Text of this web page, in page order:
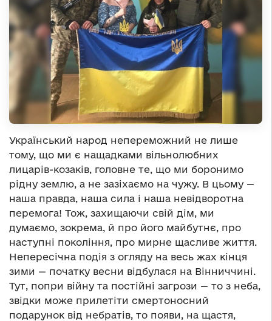
Український народ непереможний не лише
тому, що ми є нащадками вільнолюбних
лицарів-козаків, головне те, що ми боронимо
рідну землю, а не зазіхаємо на чужу. В цьому —
наша правда, наша сила і наша невідворотна
перемога! Тож, захищаючи свій дім, ми
думаємо, зокрема, й про його майбутнє, про
наступні покоління, про мирне щасливе життя.
Непересічна подія з огляду на весь жах кінця
зими — початку весни відбулася на Вінниччині.
Тут, попри війну та постійні загрози — то з неба,
звідки може прилетіти смертоносний
подарунок від небратів, то появи, на щастя,